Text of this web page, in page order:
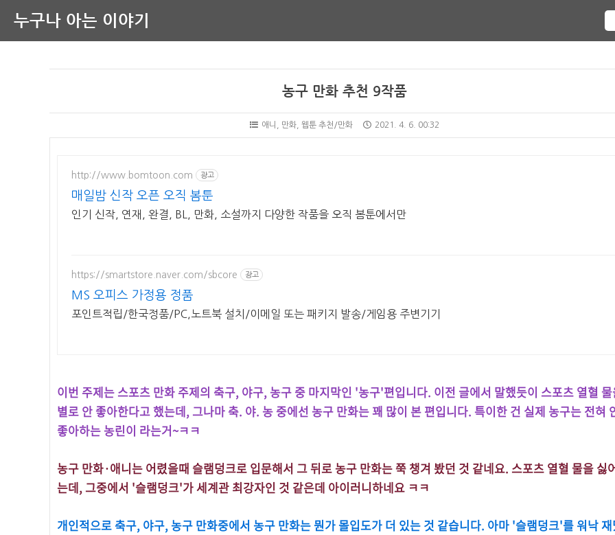
누구나 아는 이야기
농구 만화 추천 9작품
애니, 만화, 웹툰 추천/만화 2021. 4. 6. 00:32
http://www.bomtoon.com 광고
매일밤 신작 오픈 오직 봄툰
인기 신작, 연재, 완결, BL, 만화, 소설까지 다양한 작품을 오직 봄툰에서만
https://smartstore.naver.com/sbcore 광고
MS 오피스 가정용 정품
포인트적립/한국정품/PC,노트북 설치/이메일 또는 패키지 발송/게임용 주변기기
이번 주제는 스포츠 만화 주제의 축구, 야구, 농구 중 마지막인 '농구'편입니다. 이전 글에서 말했듯이 스포츠 열혈
별로 안 좋아한다고 했는데, 그나마 축. 야. 농 중에선 농구 만화는 꽤 많이 본 편입니다. 특이한 건 실제 농구는 전혀
좋아하는 농린이 라는거~ㅋㅋ
농구 만화·애니는 어렸을때 슬램덩크로 입문해서 그 뒤로 농구 만화는 쭉 챙겨 봤던 것 같네요. 스포츠 열혈 물을 싫
는데, 그중에서 '슬램덩크'가 세계관 최강자인 것 같은데 아이러니하네요 ㅋㅋ
개인적으로 축구, 야구, 농구 만화중에서 농구 만화는 뭔가 몰입도가 더 있는 것 같습니다. 아마 '슬램덩크'를 워낙